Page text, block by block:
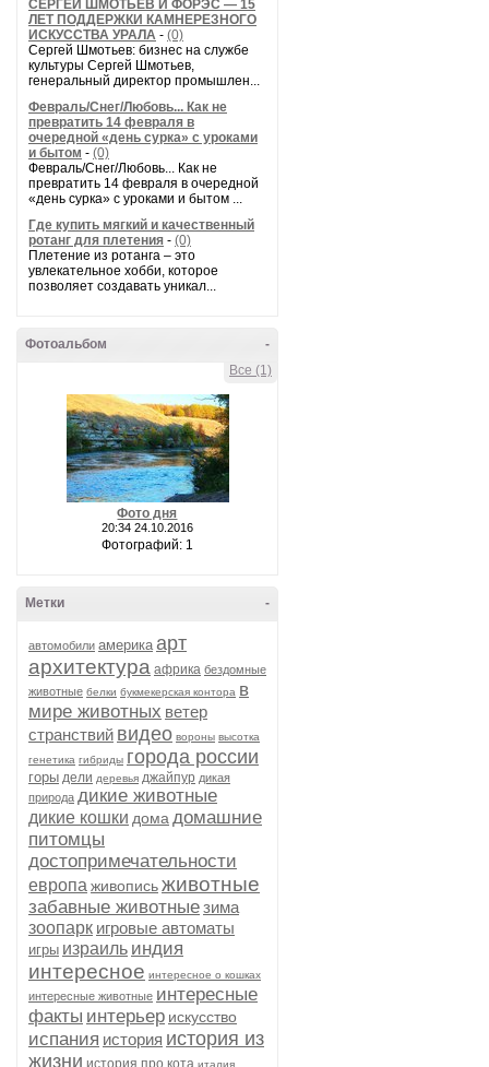
СЕРГЕЙ ШМОТЬЕВ И ФОРЭС — 15
ЛЕТ ПОДДЕРЖКИ КАМНЕРЕЗНОГО
ИСКУССТВА УРАЛА - (0)
Сергей Шмотьев: бизнес на службе
культуры Сергей Шмотьев,
генеральный директор промышлен...
Февраль/Снег/Любовь... Как не
превратить 14 февраля в
очередной «день сурка» с уроками
и бытом - (0)
Февраль/Снег/Любовь... Как не
превратить 14 февраля в очередной
«день сурка» с уроками и бытом ...
Где купить мягкий и качественный
ротанг для плетения - (0)
Плетение из ротанга – это
увлекательное хобби, которое
позволяет создавать уникал...
-
Фотоальбом
Все (1)
Фото дня
20:34 24.10.2016
Фотографий: 1
-
Метки
автомобили америка арт
архитектура африка бездомные
животные белки букмекерская контора в
мире животных ветер
странствий видео вороны высотка
генетика гибриды города россии
горы дели деревья джайпур дикая
природа дикие животные
дикие кошки дома домашние
питомцы
достопримечательности
европа живописьживотные
забавные животныезима
зоопарк игровые автоматы
игры израиль индия
интересное интересное о кошках
интересные животные интересные
факты интерьер искусство
испания история история из
жизни история про кота италия